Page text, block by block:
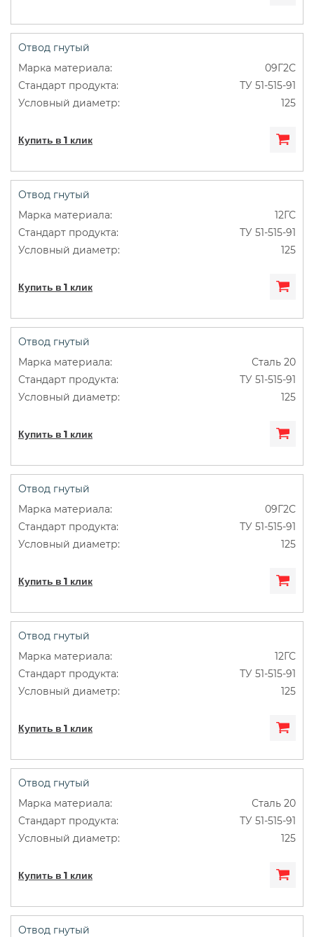
Отвод гнутый
09Г2С
ТУ 51-515-91
125
Купить в 1 клик
Отвод гнутый
12ГС
ТУ 51-515-91
125
Купить в 1 клик
Отвод гнутый
Сталь 20
ТУ 51-515-91
125
Купить в 1 клик
Отвод гнутый
09Г2С
ТУ 51-515-91
125
Купить в 1 клик
Отвод гнутый
12ГС
ТУ 51-515-91
125
Купить в 1 клик
Отвод гнутый
Сталь 20
ТУ 51-515-91
125
Купить в 1 клик
Отвод гнутый